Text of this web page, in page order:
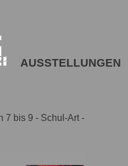
AUSSTELLUNGEN
7 bis 9 - Schul-Art -